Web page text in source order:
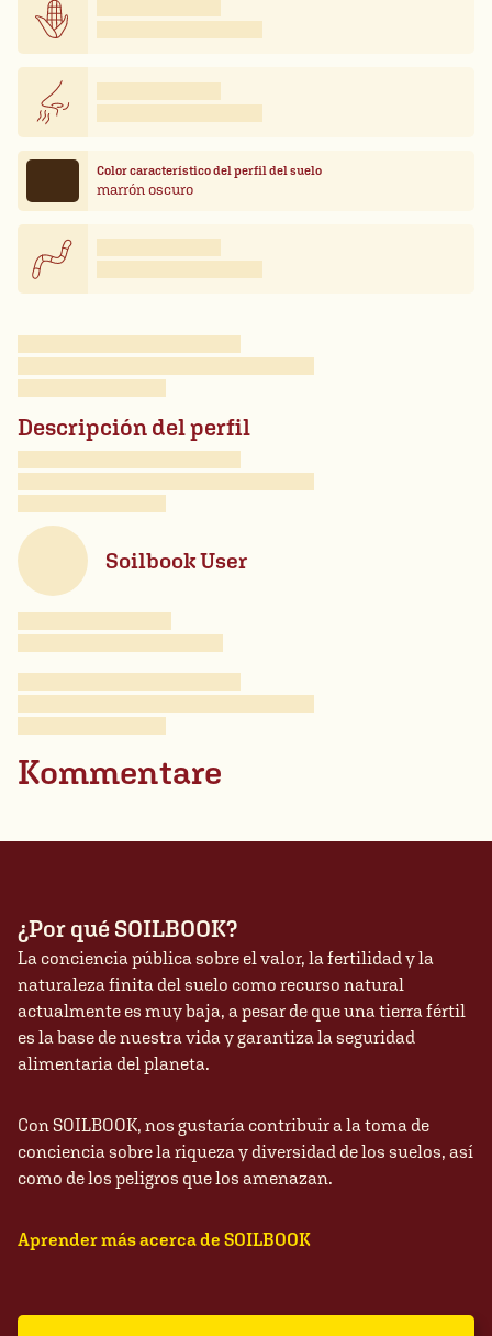
Color característico del perfil del suelo
marrón oscuro
Descripción del perfil
Soilbook User
Kommentare
¿Por qué SOILBOOK?
La conciencia pública sobre el valor, la fertilidad y la
naturaleza finita del suelo como recurso natural
actualmente es muy baja, a pesar de que una tierra fértil
es la base de nuestra vida y garantiza la seguridad
alimentaria del planeta.
Con SOILBOOK, nos gustaría contribuir a la toma de
conciencia sobre la riqueza y diversidad de los suelos, así
como de los peligros que los amenazan.
Aprender más acerca de SOILBOOK